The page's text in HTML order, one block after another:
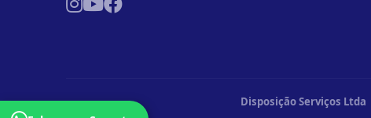
Disposição Serviços Ltda